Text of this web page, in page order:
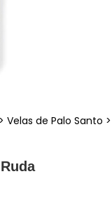
> Velas de Palo Santo >